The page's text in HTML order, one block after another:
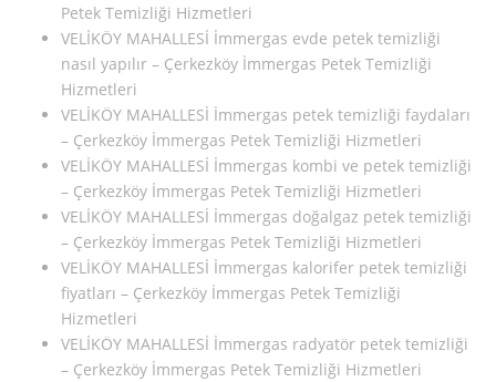
Petek Temizliği Hizmetleri
VELİKÖY MAHALLESİ İmmergas evde petek temizliği
nasıl yapılır – Çerkezköy İmmergas Petek Temizliği
Hizmetleri
VELİKÖY MAHALLESİ İmmergas petek temizliği faydaları
– Çerkezköy İmmergas Petek Temizliği Hizmetleri
VELİKÖY MAHALLESİ İmmergas kombi ve petek temizliği
– Çerkezköy İmmergas Petek Temizliği Hizmetleri
VELİKÖY MAHALLESİ İmmergas doğalgaz petek temizliği
– Çerkezköy İmmergas Petek Temizliği Hizmetleri
VELİKÖY MAHALLESİ İmmergas kalorifer petek temizliği
fiyatları – Çerkezköy İmmergas Petek Temizliği
Hizmetleri
VELİKÖY MAHALLESİ İmmergas radyatör petek temizliği
– Çerkezköy İmmergas Petek Temizliği Hizmetleri